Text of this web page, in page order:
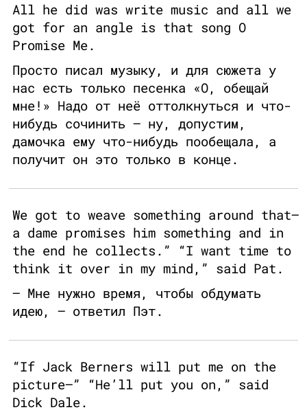
All he did was write music and all we
got for an angle is that song O
Promise Me.
Просто писал музыку, и для сюжета у
нас есть только песенка «О, обещай
мне!» Надо от неё оттолкнуться и что-
нибудь сочинить — ну, допустим,
дамочка ему что-нибудь пообещала, а
получит он это только в конце.
We got to weave something around that—
a dame promises him something and in
the end he collects.” “I want time to
think it over in my mind,” said Pat.
— Мне нужно время, чтобы обдумать
идею, — ответил Пэт.
“If Jack Berners will put me on the
picture—” “He’ll put you on,” said
Dick Dale.